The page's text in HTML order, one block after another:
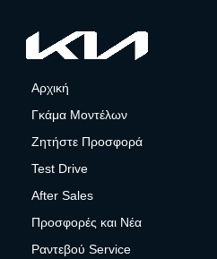
Αρχική
Γκάμα Μοντέλων
Ζητήστε Προσφορά
Test Drive
After Sales
Προσφορές και Νέα
Ραντεβού Service